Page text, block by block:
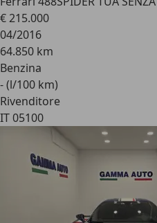
€ 215.000
04/2016
64.850 km
Benzina
- (l/100 km)
Rivenditore
IT 05100